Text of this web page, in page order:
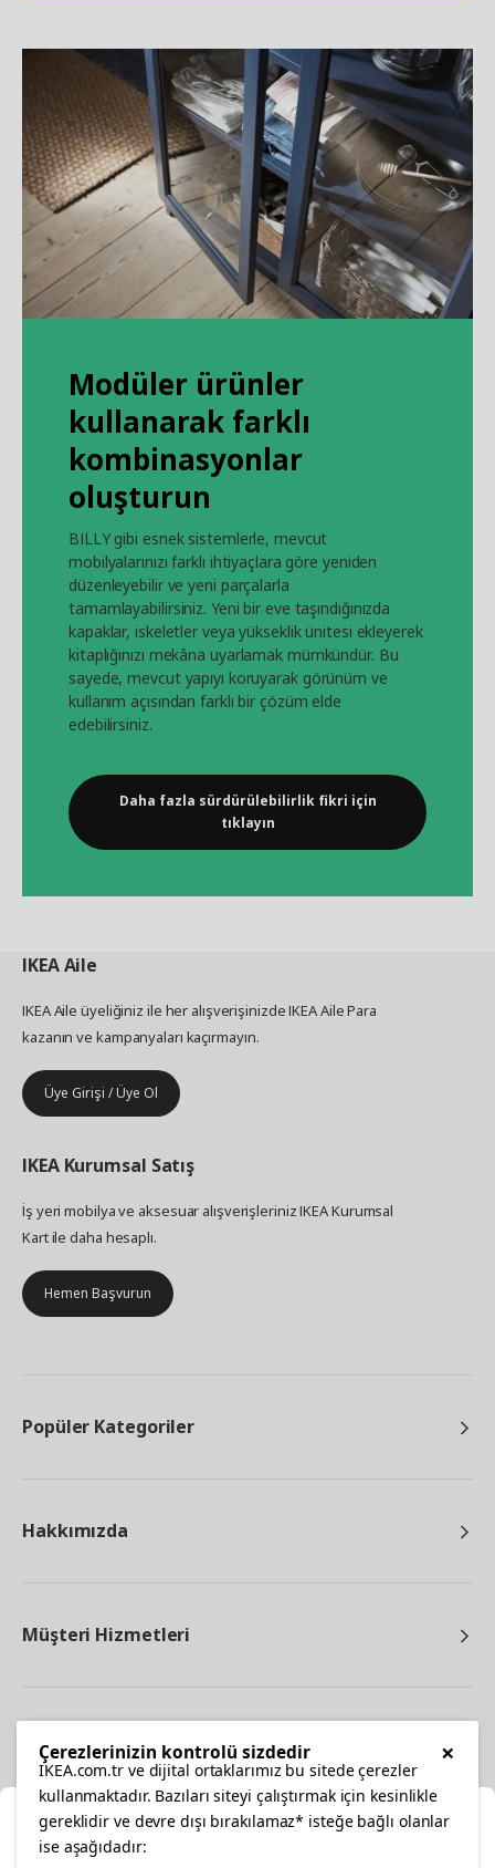
Modüler ürünler
kullanarak farklı
kombinasyonlar
oluşturun
BILLY gibi esnek sistemlerle, mevcut
mobilyalarınızı farklı ihtiyaçlara göre yeniden
düzenleyebilir ve yeni parçalarla
tamamlayabilirsiniz. Yeni bir eve taşındığınızda
kapaklar, iskeletler veya yükseklik ünitesi ekleyerek
kitaplığınızı mekâna uyarlamak mümkündür. Bu
sayede, mevcut yapıyı koruyarak görünüm ve
kullanım açısından farklı bir çözüm elde
edebilirsiniz.
Daha fazla sürdürülebilirlik fikri için
tıklayın
IKEAAile
IKEA Aile üyeliğiniz ile her alışverişinizde IKEA Aile Para
kazanın ve kampanyaları kaçırmayın.
Üye Girişi / Üye Ol
IKEA Kurumsal Satış
İş yeri mobilya ve aksesuar alışverişleriniz IKEA Kurumsal
Kart ile daha hesaplı.
Hemen Başvurun
Popüler Kategoriler
Hakkımızda
Müşteri Hizmetleri
×
Çerezlerinizin kontrolü sizdedir
IKEA.com.tr ve dijital ortaklarımız bu sitede çerezler
kullanmaktadır. Bazıları siteyi çalıştırmak için kesinlikle
gereklidir ve devre dışı bırakılamaz* isteğe bağlı olanlar
ise aşağıdadır: